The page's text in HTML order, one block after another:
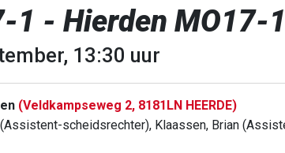
1 - Hierden MO17-1
13:30 uur
(Veldkampseweg 2, 8181LN HEERDE)
scheidsrechter), Klaassen, Brian